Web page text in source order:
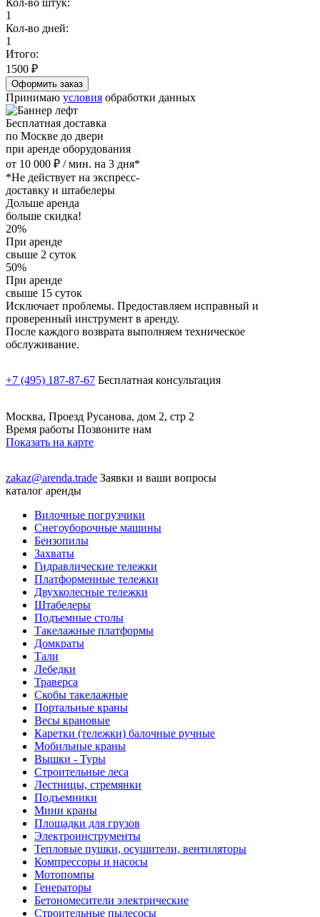
Кол-во штук:
1
Кол-во дней:
1
Итого:
1500 ₽
Принимаю условия обработки данных
Бесплатная доставка
по Москве до двери
при аренде оборудования
от 10 000 ₽ / мин. на 3 дня*
*Не действует на экспресс-
доставку и штабелеры
Дольше аренда
больше скидка!
20%
При аренде
свыше 2 суток
50%
При аренде
свыше 15 суток
Исключает проблемы. Предоставляем исправный и
проверенный инструмент в аренду.
После каждого возврата выполняем техническое
обслуживание.
+7 (495) 187-87-67 Бесплатная консультация
Москва, Проезд Русанова, дом 2, стр 2
Время работы Позвоните нам
Показать на карте
zakaz@arenda.trade Заявки и ваши вопросы
каталог аренды
Вилочные погрузчики
Снегоуборочные машины
Бензопилы
Захваты
Гидравлические тележки
Платформенные тележки
Двухколесные тележки
Штабелеры
Подъемные столы
Такелажные платформы
Домкраты
Тали
Лебедки
Траверса
Скобы такелажные
Портальные краны
Весы крановые
Каретки (тележки) балочные ручные
Мобильные краны
Вышки - Туры
Строительные леса
Лестницы, стремянки
Подъемники
Мини краны
Площадки для грузов
Электроинструменты
Тепловые пушки, осушители, вентиляторы
Компрессоры и насосы
Мотопомпы
Генераторы
Бетономесители электрические
Строительные пылесосы